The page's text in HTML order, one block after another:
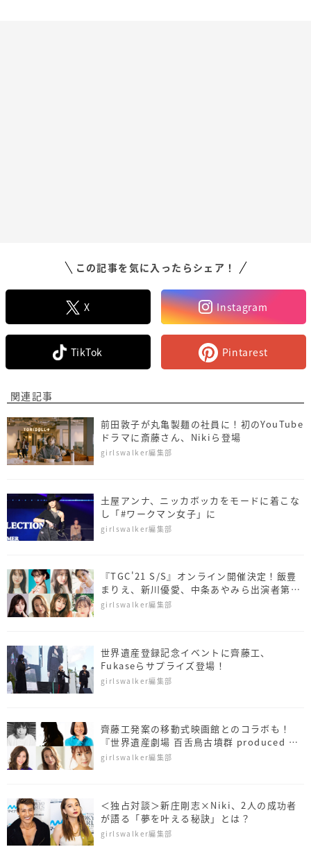
この記事を気に入ったらシェア！
X Instagram
TikTok Pintarest
関連記事
前田敦子が丸亀製麺の社員に！初のYouTube
ドラマに斎藤さん、Nikiら登場
girlswalker編集部
土屋アンナ、ニッカボッカをモードに着こな
し「#ワークマン女子」に
girlswalker編集部
『TGC'21 S/S』オンライン開催決定！飯豊
まりえ、新川優愛、中条あやみら出演者第一
弾も発表！
girlswalker編集部
世界遺産登録記念イベントに齊藤工、
Fukaseらサプライズ登場！
girlswalker編集部
齊藤工発案の移動式映画館とのコラボも！
『世界遺産劇場 百舌鳥古墳群 produced by
TGC』開催決定！
girlswalker編集部
＜独占対談＞新庄剛志×Niki、2人の成功者
が語る「夢を叶える秘訣」とは？
girlswalker編集部